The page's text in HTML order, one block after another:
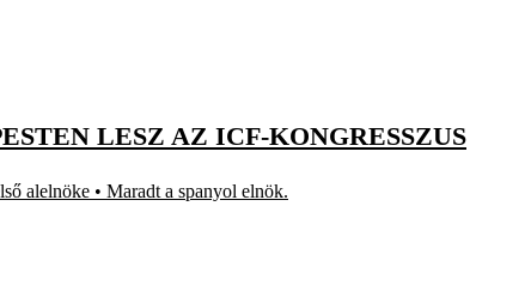
LESZ AZ ICF-KONGRESSZUS
alelnöke • Maradt a spanyol elnök.